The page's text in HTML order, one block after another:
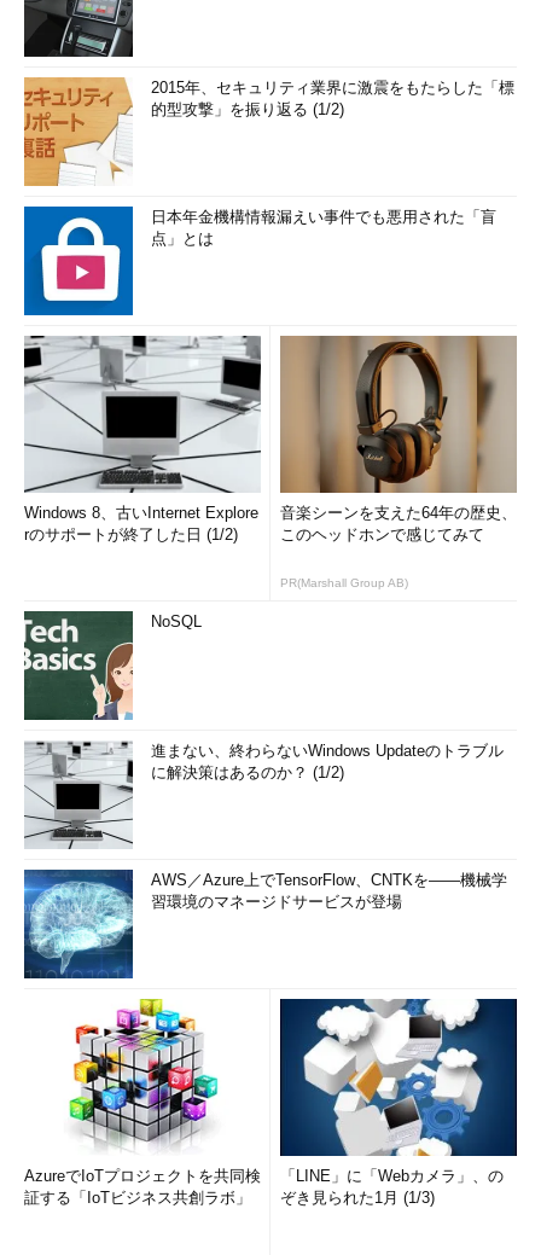
2015年、セキュリティ業界に激震をもたらした「標
的型攻撃」を振り返る (1/2)
日本年金機構情報漏えい事件でも悪用された「盲
点」とは
Windows 8、古いInternet Explore
rのサポートが終了した日 (1/2)
音楽シーンを支えた64年の歴史、
このヘッドホンで感じてみて
PR(Marshall Group AB)
NoSQL
進まない、終わらないWindows Updateのトラブル
に解決策はあるのか？ (1/2)
AWS／Azure上でTensorFlow、CNTKを――機械学
習環境のマネージドサービスが登場
AzureでIoTプロジェクトを共同検
証する「IoTビジネス共創ラボ」
「LINE」に「Webカメラ」、の
ぞき見られた1月 (1/3)